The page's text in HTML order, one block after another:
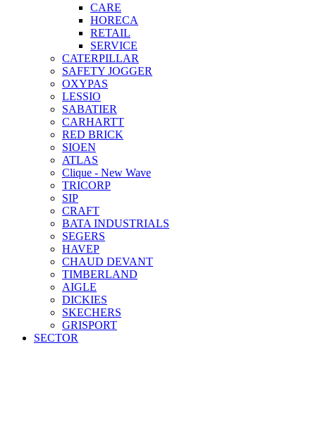
CARE
HORECA
RETAIL
SERVICE
CATERPILLAR
SAFETY JOGGER
OXYPAS
LESSIO
SABATIER
CARHARTT
RED BRICK
SIOEN
ATLAS
Clique - New Wave
TRICORP
SIP
CRAFT
BATA INDUSTRIALS
SEGERS
HAVEP
CHAUD DEVANT
TIMBERLAND
AIGLE
DICKIES
SKECHERS
GRISPORT
SECTOR